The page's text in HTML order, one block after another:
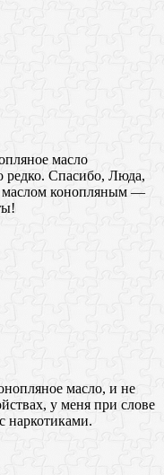
масло
редко. Спасибо, Люда,
маслом конопляным —
масло, и не
у меня при слове
наркотиками.